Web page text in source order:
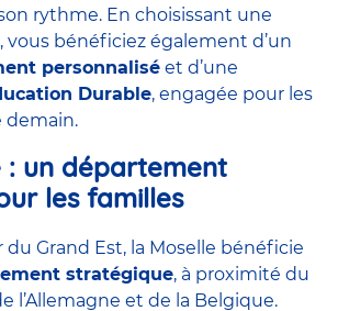
rythme. En choisissant une
vous bénéficiez également d’un
personnalisé et d’une
Durable, engagée pour les
demain.
: un département
les familles
Grand Est, la Moselle bénéficie
stratégique, à proximité du
l’Allemagne et de la Belgique.